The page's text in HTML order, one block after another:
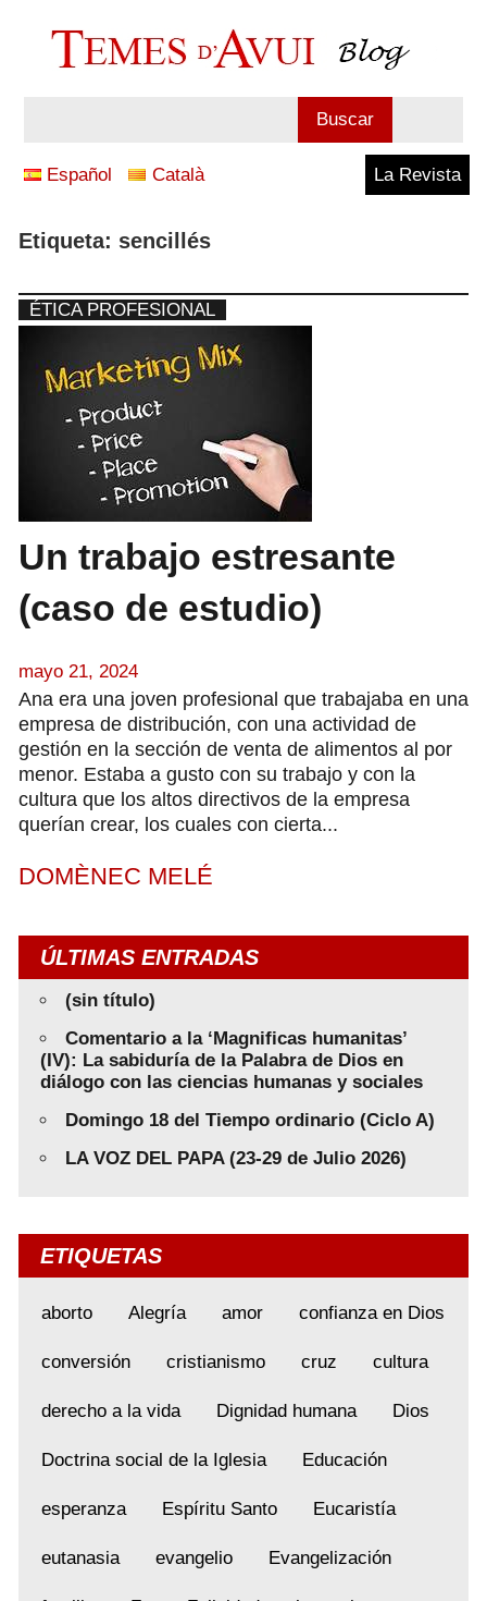
Temes
Buscar
Español Català La Revista
Etiqueta: sencillés
ÉTICA PROFESIONAL
Un trabajo estresante
(caso de estudio)
mayo 21, 2024
Ana era una joven profesional que trabajaba en una
empresa de distribución, con una actividad de
gestión en la sección de venta de alimentos al por
menor. Estaba a gusto con su trabajo y con la
cultura que los altos directivos de la empresa
querían crear, los cuales con cierta...
DOMÈNEC MELÉ
ÚLTIMAS ENTRADAS
(sin título)
Comentario a la ‘Magnificas humanitas’
(IV): La sabiduría de la Palabra de Dios en
diálogo con las ciencias humanas y sociales
Domingo 18 del Tiempo ordinario (Ciclo A)
LA VOZ DEL PAPA (23-29 de Julio 2026)
ETIQUETAS
aborto Alegría amor confianza en Dios
conversión cristianismo cruz cultura
derecho a la vida Dignidad humana Dios
Doctrina social de la Iglesia Educación
esperanza Espíritu Santo Eucaristía
eutanasia evangelio Evangelización